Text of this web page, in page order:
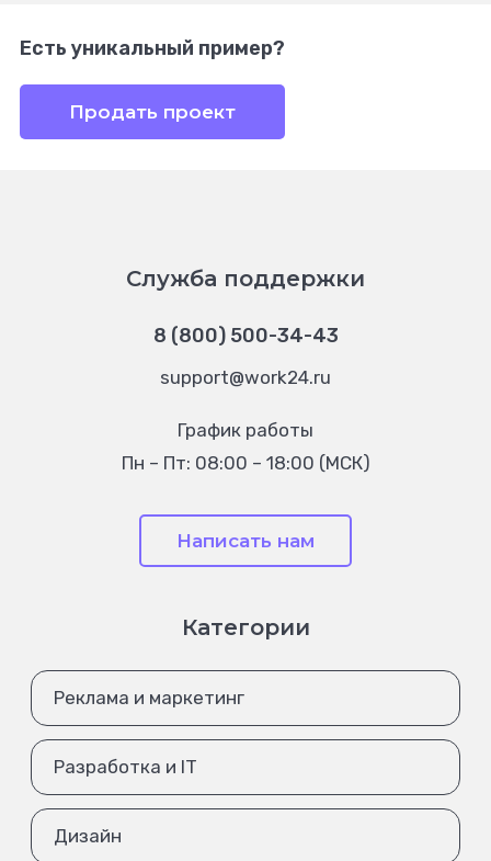
Есть уникальный пример?
Продать проект
Служба поддержки
8 (800) 500-34-43
support@work24.ru
График работы
Пн – Пт: 08:00 – 18:00 (МСК)
Написать нам
Категории
Реклама и маркетинг
Разработка и IT
Дизайн